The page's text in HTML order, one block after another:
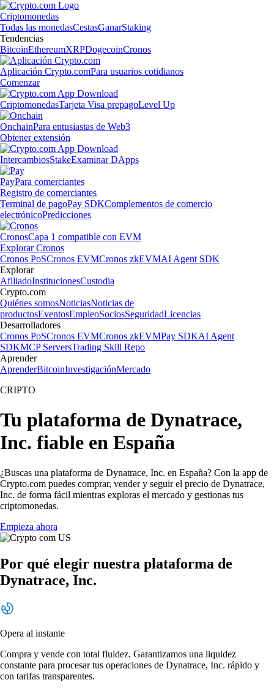
Criptomonedas
Todas las monedasCestasGanarStaking
Tendencias
BitcoinEthereumXRPDogecoinCronos
Aplicación Crypto.comPara usuarios cotidianos
Comenzar
CriptomonedasTarjeta Visa prepagoLevel Up
OnchainPara entusiastas de Web3
Obtener extensión
IntercambiosStakeExaminar DApps
PayPara comerciantes
Registro de comerciantes
Terminal de pagoPay SDKComplementos de comercio
electrónicoPredicciones
CronosCapa 1 compatible con EVM
Explorar Cronos
Cronos PoSCronos EVMCronos zkEVMAI Agent SDK
Explorar
AfiliadoInstitucionesCustodia
Crypto.com
Quiénes somosNoticiasNoticias de
productosEventosEmpleoSociosSeguridadLicencias
Desarrolladores
Cronos PoSCronos EVMCronos zkEVMPay SDKAI Agent
SDKMCP ServersTrading Skill Repo
Aprender
AprenderBitcoinInvestigaciónMercado
CRIPTO
Tu plataforma de Dynatrace,
Inc. fiable en España
¿Buscas una plataforma de Dynatrace, Inc. en España? Con la app de
Crypto.com puedes comprar, vender y seguir el precio de Dynatrace,
Inc. de forma fácil mientras exploras el mercado y gestionas tus
criptomonedas.
Empieza ahora
Por qué elegir nuestra plataforma de
Dynatrace, Inc.
Opera al instante
Compra y vende con total fluidez. Garantizamos una liquidez
constante para procesar tus operaciones de Dynatrace, Inc. rápido y
con tarifas transparentes.